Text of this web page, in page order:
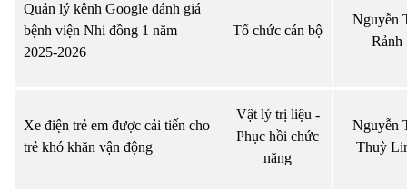
Quản lý kênh Google đánh giá
bệnh viện Nhi đồng 1 năm
2025-2026
Tổ chức cán bộ
Nguyễn
Rảnh
Xe điện trẻ em được cải tiến cho
trẻ khó khăn vận động
Vật lý trị liệu -
Phục hồi chức
năng
Nguyễn
Thuỳ